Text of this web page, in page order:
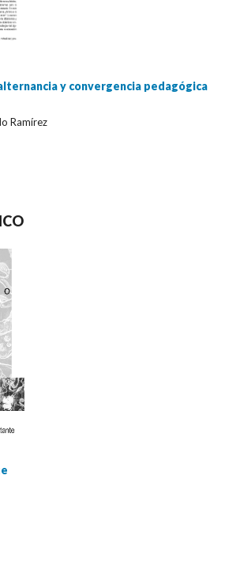
y convergencia pedagógica
Ramírez